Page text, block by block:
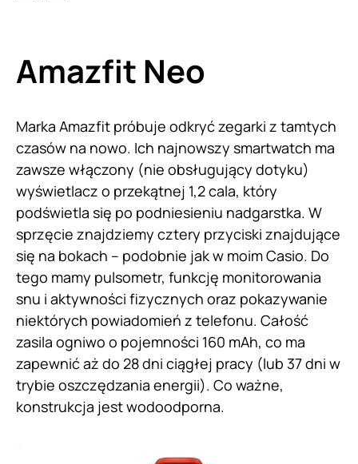
Amazfit Neo
Marka Amazfit próbuje odkryć zegarki z tamtych
czasów na nowo. Ich najnowszy smartwatch ma
zawsze włączony (nie obsługujący dotyku)
wyświetlacz o przekątnej 1,2 cala, który
podświetla się po podniesieniu nadgarstka. W
sprzęcie znajdziemy cztery przyciski znajdujące
się na bokach – podobnie jak w moim Casio. Do
tego mamy pulsometr, funkcję monitorowania
snu i aktywności fizycznych oraz pokazywanie
niektórych powiadomień z telefonu. Całość
zasila ogniwo o pojemności 160 mAh, co ma
zapewnić aż do 28 dni ciągłej pracy (lub 37 dni w
trybie oszczędzania energii). Co ważne,
konstrukcja jest wodoodporna.